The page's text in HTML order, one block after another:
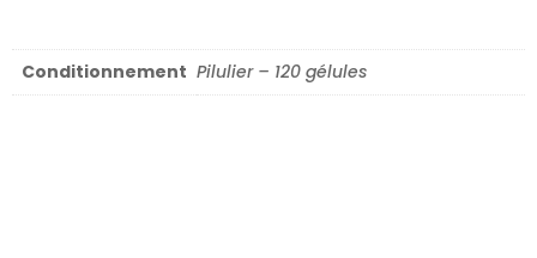
Conditionnement Pilulier – 120 gélules